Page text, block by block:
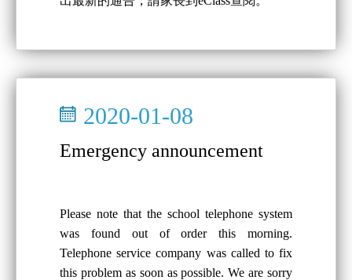
2020-01-08
Emergency announcement
Please note that the school telephone system
was found out of order this morning.
Telephone service company was called to fix
this problem as soon as possible. We are sorry